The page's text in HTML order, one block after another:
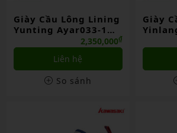
Giày Cầu Lông Lining
Yunting Ayar033-1
Đỏ Chính Hãng2,350,000₫
Liên hệ
So sánh
Giày
Chính